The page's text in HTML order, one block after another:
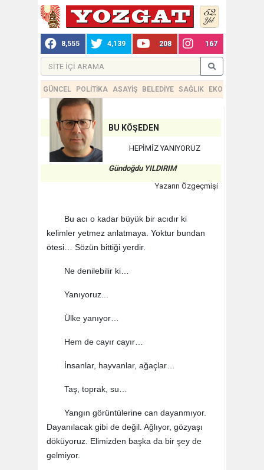
8,555 4,139 208 167
GÜNCEL POLİTİKA ASAYİŞ BELEDİYE SAĞLIK EKONOMİ
BU KÖŞEDEN
HEPİMİZ YANIYORUZ
Gündoğdu YILDIRIM
Yazarın Özgeçmişi
Bu acı o kadar büyük bir acıdır ki
kelimler yetmez anlatmaya. Yoktur bundan
ötesi… Sözün bittiği yerdir.
Ne denilebilir ki…
Yanıyoruz...
Ülke yanıyor…
Hem de cayır cayır…
İnsanlar, hayvanlar, ağaçlar…
Taş, toprak, su…
Yangın görüntülerine can dayanmıyor.
Dayanılacak gibi de değil. Ağlıyor, gözyaşı
döküyoruz. Elimizden başka da bir şey de
gelmiyor.